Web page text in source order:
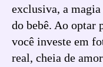
exclusiva, a
do bebê. Ao optar
você investe em
real, cheia de